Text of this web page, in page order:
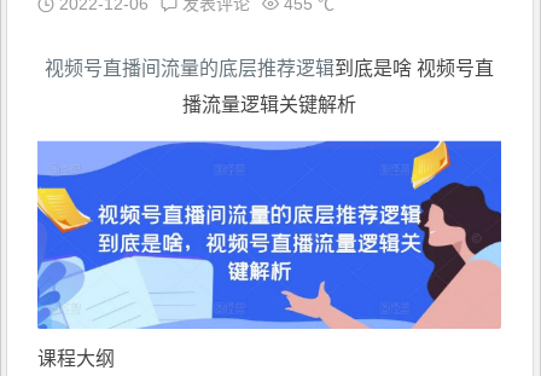
视频号直播间流量的底层推荐逻辑到底是啥 视频号直
播流量逻辑关键解析
课程大纲